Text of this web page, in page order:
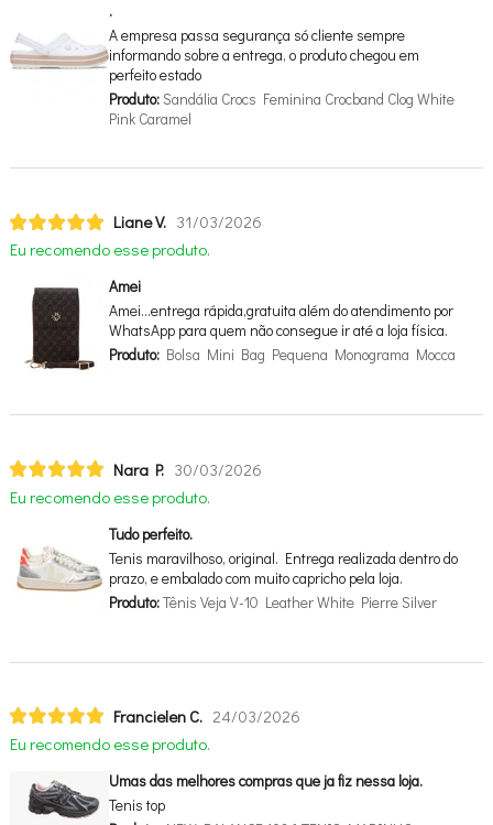
.
A empresa passa segurança só cliente sempre
informando sobre a entrega, o produto chegou em
perfeito estado
Produto:Sandália Crocs Feminina Crocband Clog White
Pink Caramel
Liane V. 31/03/2026
Eu recomendo esse produto.
Amei
Amei…entrega rápida,gratuita além do atendimento por
WhatsApp para quem não consegue ir até a loja física.
Produto:Bolsa Mini Bag Pequena Monograma Mocca
Nara P. 30/03/2026
Eu recomendo esse produto.
Tudo perfeito.
Tenis maravilhoso, original. Entrega realizada dentro do
prazo, e embalado com muito capricho pela loja.
Produto:Tênis Veja V-10 Leather White Pierre Silver
Francielen C. 24/03/2026
Eu recomendo esse produto.
Umas das melhores compras que ja fiz nessa loja.
Tenis top